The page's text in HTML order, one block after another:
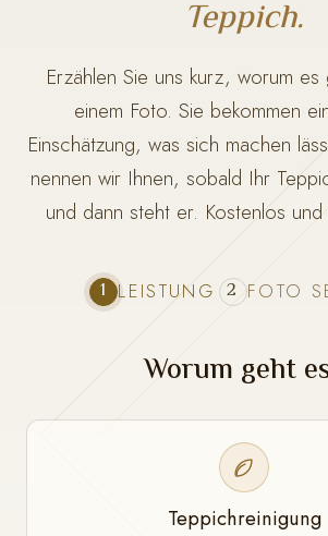
Teppich.
Erzählen Sie uns kurz, worum
einem Foto. Sie bekommen
Einschätzung, was sich machen
nennen wir Ihnen, sobald Ihr
und dann steht er. Kostenlos und
1 LEISTUNG 2 FOTO
Worum geht
Teppichreinigung